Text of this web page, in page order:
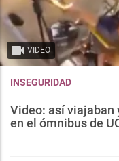
VIDEO
INSEGURIDAD
Video: así viajaban
en el ómnibus de